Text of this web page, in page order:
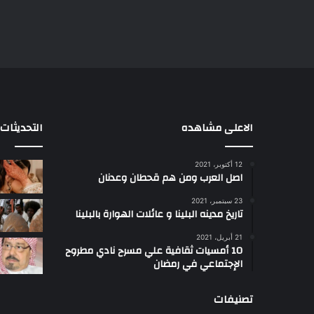
الاعلى مشاهده
12 أكتوبر، 2021
اصل العرب ومن هم قحطان وعدنان
23 سبتمبر، 2021
تاريخ مدينه البلينا و عائلات الهوارة بالبلينا
21 أبريل، 2021
10 أمسيات ثقافية علي مسرح نادي مطروح
الإجتماعي في رمضان
تصنيفات
التحديثات